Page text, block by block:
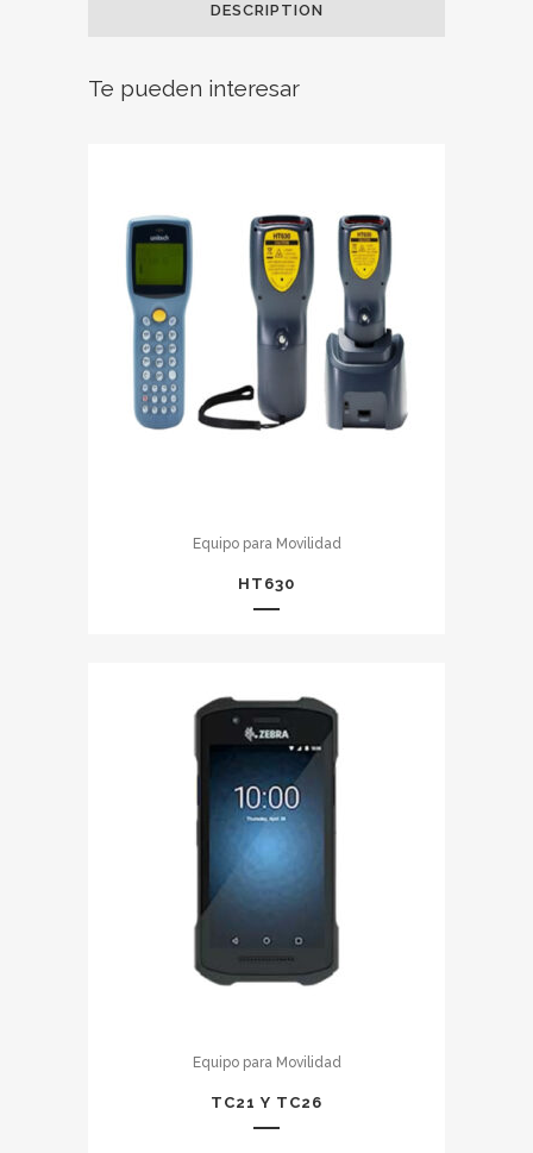
DESCRIPTION
Te pueden interesar
Equipo para Movilidad
HT630
Equipo para Movilidad
TC21 Y TC26